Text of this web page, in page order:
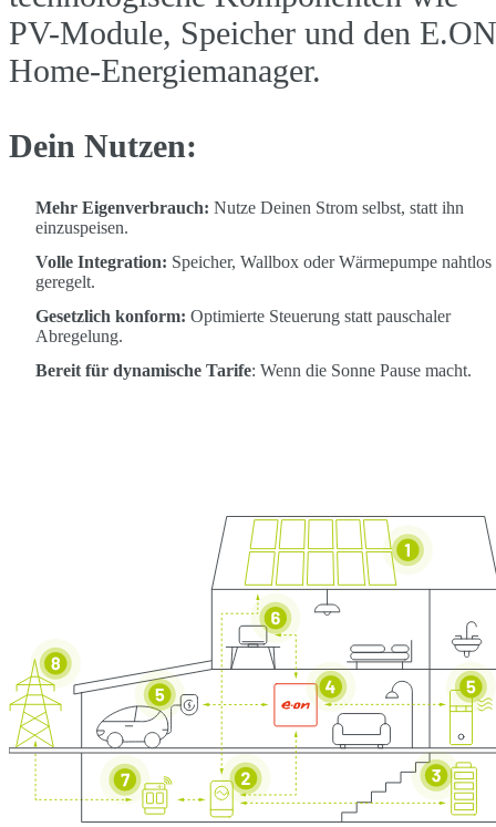
PV-Module, Speicher und den E.ON
Home-Energiemanager.
Dein Nutzen:
Mehr Eigenverbrauch: Nutze Deinen Strom selbst, statt ihn
einzuspeisen.
Volle Integration: Speicher, Wallbox oder Wärmepumpe nahtlos
geregelt.
Gesetzlich konform: Optimierte Steuerung statt pauschaler
Abregelung.
Bereit für dynamische Tarife: Wenn die Sonne Pause macht.